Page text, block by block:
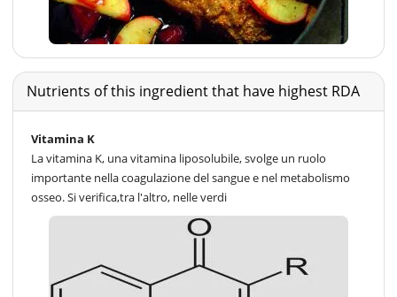
Nutrients of this ingredient that have highest RDA
Vitamina K
La vitamina K, una vitamina liposolubile, svolge un ruolo
importante nella coagulazione del sangue e nel metabolismo
osseo. Si verifica,tra l'altro, nelle verdi